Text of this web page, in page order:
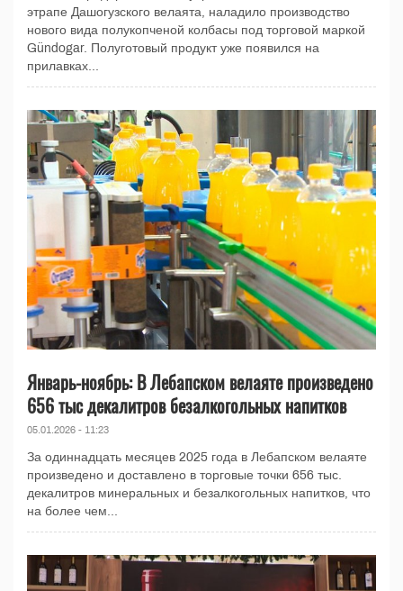
этрапе Дашогузского велаята, наладило производство
нового вида полукопченой колбасы под торговой маркой
Gündogar. Полуготовый продукт уже появился на
прилавках...
Январь-ноябрь: В Лебапском велаяте произведено
656 тыс декалитров безалкогольных напитков
05.01.2026 - 11:23
За одиннадцать месяцев 2025 года в Лебапском велаяте
произведено и доставлено в торговые точки 656 тыс.
декалитров минеральных и безалкогольных напитков, что
на более чем...